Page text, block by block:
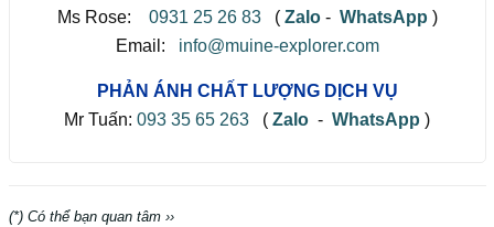
Ms Rose: 0931 25 26 83( Zalo - WhatsApp )
Email: info@muine-explorer.com
PHẢN ÁNH CHẤT LƯỢNG DỊCH VỤ
Mr Tuấn: 093 35 65 263 ( Zalo - WhatsApp )
(*) Có thể bạn quan tâm ››